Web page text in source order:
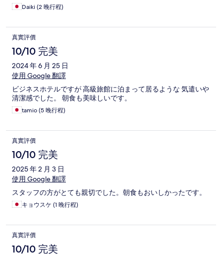
Daiki (2 晚行程)
真實評價
10/10 完美
2024 年 6 月 25 日
使用 Google 翻譯
ビジネスホテルですが 高級旅館に泊まって居るような 気遣いや
清潔感でした。 朝食も美味しいです。
tamio (5 晚行程)
真實評價
10/10 完美
2025 年 2 月 3 日
使用 Google 翻譯
スタッフの方がとても親切でした。朝食もおいしかったです。
キョウスケ (1 晚行程)
真實評價
10/10 完美